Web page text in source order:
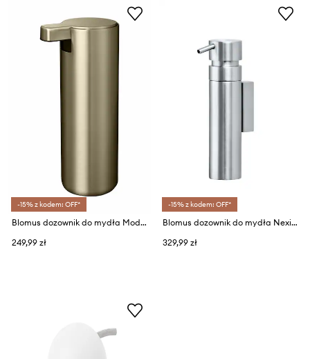
-15% z kodem: OFF*
Blomus dozownik do mydła Modo
249,99 zł
-15% z kodem: OFF*
Blomus dozownik do mydła Nexio
329,99 zł